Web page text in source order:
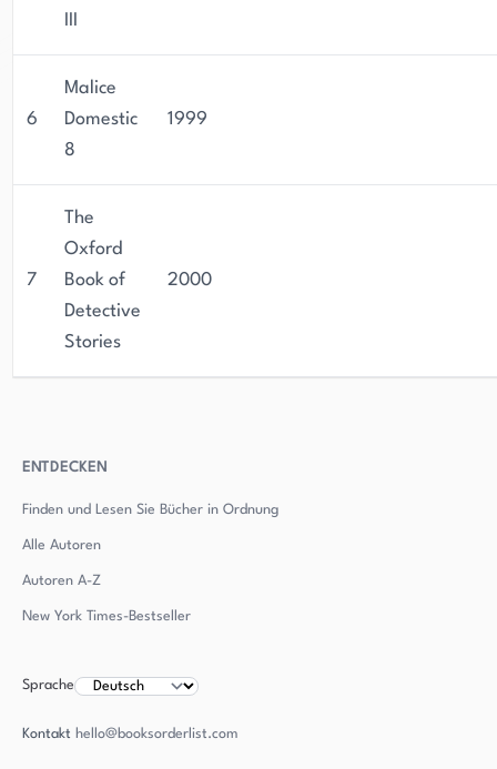
6
Malice
Domestic
8
1999
7
The
Oxford
Book of
Detective
Stories
2000
ENTDECKEN
Finden und Lesen Sie Bücher in Ordnung
Alle Autoren
Autoren A-Z
New York Times-Bestseller
Sprache
Kontakt hello@booksorderlist.com